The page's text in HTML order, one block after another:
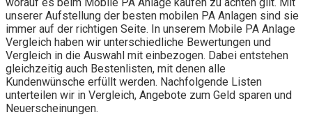
unserer Aufstellung der besten mobilen PA Anlagen sind sie
immer auf der richtigen Seite. In unserem Mobile PA Anlage
Vergleich haben wir unterschiedliche Bewertungen und
Vergleich in die Auswahl mit einbezogen. Dabei entstehen
gleichzeitig auch Bestenlisten, mit denen alle
Kundenwünsche erfüllt werden. Nachfolgende Listen
unterteilen wir in Vergleich, Angebote zum Geld sparen und
Neuerscheinungen.